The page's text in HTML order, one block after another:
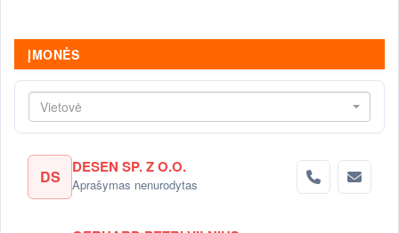
ĮMONĖS
Vietovė
DS DESEN SP. Z O.O.
Aprašymas nenurodytas